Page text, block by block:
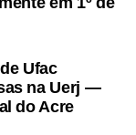
que podem
deve ser
o qual,
ambientais de
deve-se adotar
Ufac
na Uerj —
do Acre